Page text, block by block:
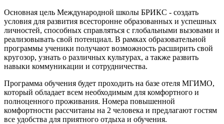
Основная цель Международной школы БРИКС - создать
условия для развития всесторонне образованных и успешных
личностей, способных справляться с глобальными вызовами и
реализовывать свой потенциал. В рамках образовательной
программы ученики получают возможность расширить свой
кругозор, узнать о различных культурах, а также развить
навыки коммуникации и сотрудничества.
Программа обучения будет проходить на базе отеля МГИМО,
который обладает всем необходимым для комфортного и
полноценного проживания. Номера повышенной
комфортности рассчитаны на 2 человека и предлагают гостям
все удобства для приятного отдыха и обучения.